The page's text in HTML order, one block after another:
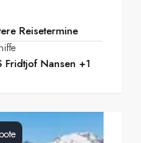
Reisetermine
Fridtjof Nansen +1